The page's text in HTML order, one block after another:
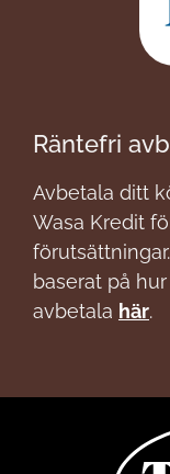
Räntefri
Avbetala ditt
Wasa Kredit
baserat på
avbetala här.